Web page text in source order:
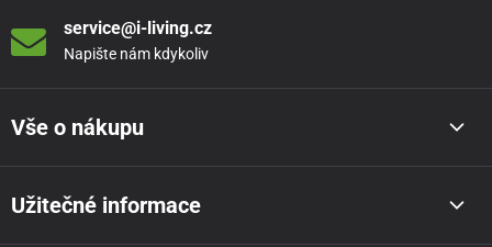
service@i-living.cz
Napište nám kdykoliv
Vše o nákupu
Užitečné informace